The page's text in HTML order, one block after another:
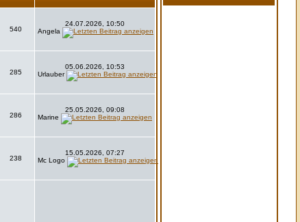
540
24.07.2026, 10:50
Angela
285
05.06.2026, 10:53
Urlauber
286
25.05.2026, 09:08
Marine
238
15.05.2026, 07:27
Mc Logo